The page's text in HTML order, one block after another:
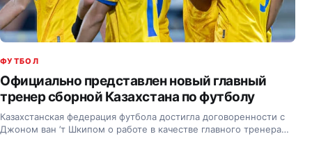
ФУТБОЛ
Официально представлен новый главный
тренер сборной Казахстана по футболу
Казахстанская федерация футбола достигла договоренности с
Джоном ван ’т Шкипом о работе в качестве главного тренера